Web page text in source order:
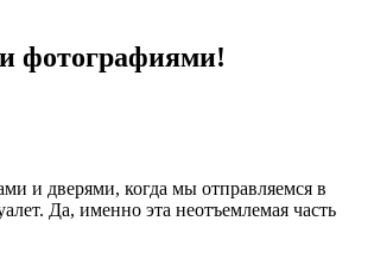
фотографиями!
и дверями, когда мы отправляемся в
Да, именно эта неотъемлемая часть